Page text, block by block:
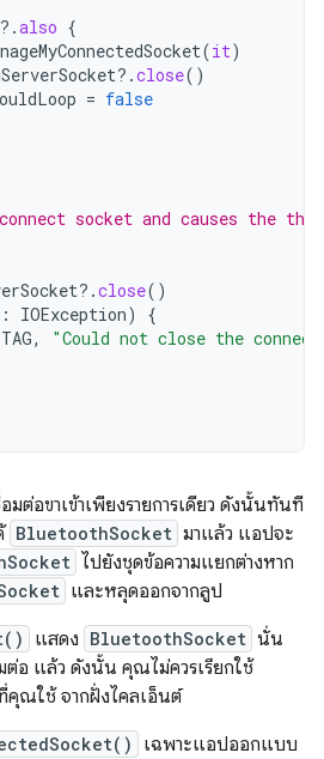
?.also {
(it)
?.close()
= false
socket and causes the
?.close()
: IOException)
{
TAG,
"Could not close the
มต่อขาเข้าเพียงรายการเดียว ดังนั้นทันที
BluetoothSocket มาแล้ว แอปจะ
ไปยังชุดข้อความแยกต่างหาก
และหลุดออกจากลูป
แสดง BluetoothSocket นั่น
ต่อ แล้ว ดังนั้น คุณไม่ควรเรียกใช้
ณใช้ จากฝั่งไคลเอ็นต์
เฉพาะแอปออกแบบ